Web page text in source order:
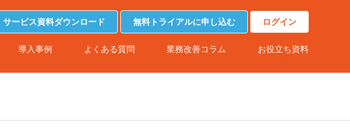
サービス資料ダウンロード 無料トライアルに申し込む ログイン
導入事例 よくある質問 業務改善コラム お役立ち資料